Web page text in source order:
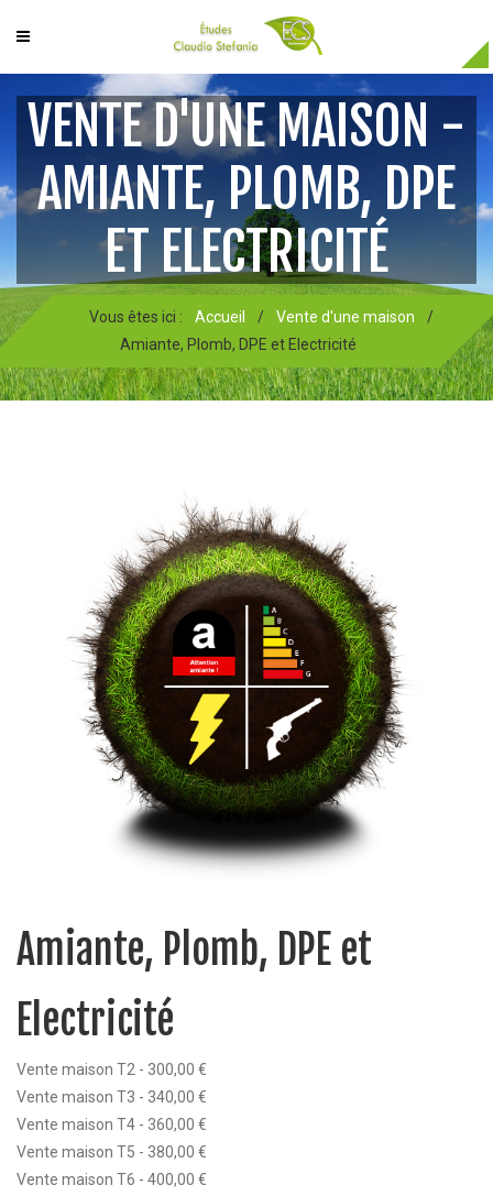
VENTE D'UNE MAISON -
AMIANTE, PLOMB, DPE
ET ELECTRICITÉ
Vous êtes ici : Accueil / Vente d'une maison
/
Amiante, Plomb, DPE et Electricité
Amiante, Plomb, DPE et
Electricité
Vente maison T2 - 300,00 €
Vente maison T3 - 340,00 €
Vente maison T4 - 360,00 €
Vente maison T5 - 380,00 €
Vente maison T6 - 400,00 €